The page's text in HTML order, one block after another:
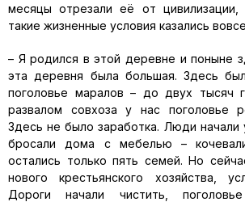
месяцы отрезали её от
такие жизненные условия казались
– Я родился в этой деревне и поныне
эта деревня была большая. Здесь
поголовье маралов – до двух тысяч
развалом совхоза у нас поголовье
Здесь не было заработка. Люди
бросали дома с мебелью –
остались только пять семей. Но
нового крестьянского хозяйства,
Дороги начали чистить,